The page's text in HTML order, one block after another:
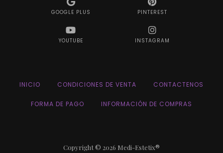
GOOGLE PLUS PINTEREST
YOUTUBE INSTAGRAM
INICIO CONDICIONES DE VENTA CONTACTENOS
FORMA DE PAGO INFORMACIÓN DE COMPRAS
Copyright © 2026 Medi-Estetix®